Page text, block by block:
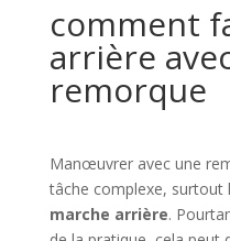
comment
arrière
remorque
Manœuvrer avec une
tâche complexe, surtout
marche arrière.